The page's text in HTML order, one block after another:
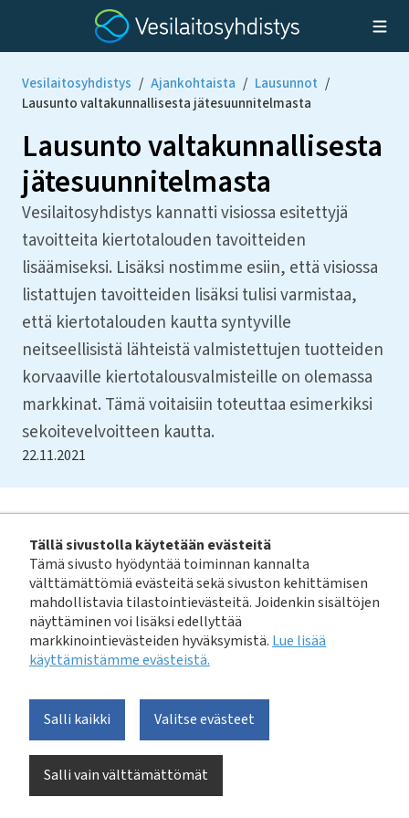
Tällä sivustolla käytetään evästeitä
Tämä sivusto hyödyntää toiminnan kannalta
välttämättömiä evästeitä sekä sivuston kehittämisen
mahdollistavia tilastointievästeitä. Joidenkin sisältöjen
näyttäminen voi lisäksi edellyttää
markkinointievästeiden hyväksymistä. Lue lisää
käyttämistämme evästeistä.​​​​​​
Salli kaikki
Salli vain välttämättömät
Valitse evästeet
Vesilaitosyhdistys / Ajankohtaista / Lausunnot /
Lausunto valtakunnallisesta jätesuunnitelmasta
Lausunto valtakunnallisesta
jätesuunnitelmasta
Vesilaitosyhdistys kannatti visiossa esitettyjä
tavoitteita kiertotalouden tavoitteiden
lisäämiseksi. Lisäksi nostimme esiin, että visiossa
listattujen tavoitteiden lisäksi tulisi varmistaa,
että kiertotalouden kautta syntyville
neitseellisistä lähteistä valmistettujen tuotteiden
korvaaville kiertotalousvalmisteille on olemassa
markkinat. Tämä voitaisiin toteuttaa esimerkiksi
sekoitevelvoitteen kautta.
22.11.2021
tulkemaantästä.Lausuntomateriaali löytyy
Avainsanat:jätevesikiertotalouslainsäädäntöliete
Jaa tämä sivu FacebookLinkedIn
Lausunto työryhmän mietinnöstä: Väliaikainen
poikkeaminen vesivoimalaitoksen lupamääräyksistä
sähköjärjestelmän tasapainottamiseksi
2.7.2026